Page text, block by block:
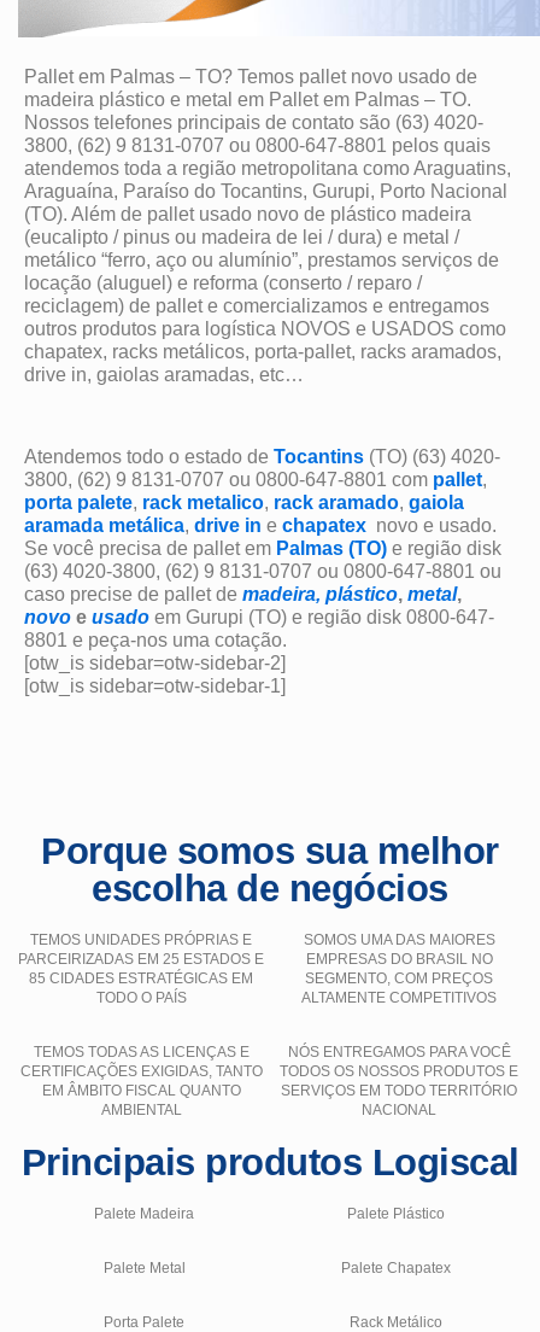
Pallet em Palmas – TO? Temos pallet novo usado de
madeira plástico e metal em Pallet em Palmas – TO.
Nossos telefones principais de contato são (63) 4020-
3800, (62) 9 8131-0707 ou 0800-647-8801 pelos quais
atendemos toda a região metropolitana como Araguatins,
Araguaína, Paraíso do Tocantins, Gurupi, Porto Nacional
(TO). Além de pallet usado novo de plástico madeira
(eucalipto / pinus ou madeira de lei / dura) e metal /
metálico “ferro, aço ou alumínio”, prestamos serviços de
locação (aluguel) e reforma (conserto / reparo /
reciclagem) de pallet e comercializamos e entregamos
outros produtos para logística NOVOS e USADOS como
chapatex, racks metálicos, porta-pallet, racks aramados,
drive in, gaiolas aramadas, etc…
Atendemos todo o estado de Tocantins (TO) (63) 4020-
3800, (62) 9 8131-0707 ou 0800-647-8801 com pallet,
porta palete, rack metalico, rack aramado, gaiola
aramada metálica, drive in e chapatex novo e usado.
Se você precisa de pallet em Palmas (TO) e região disk
(63) 4020-3800, (62) 9 8131-0707 ou 0800-647-8801 ou
caso precise de pallet de madeira, plástico, metal,
novo e usado em Gurupi (TO) e região disk 0800-647-
8801 e peça-nos uma cotação.
[otw_is sidebar=otw-sidebar-2]
[otw_is sidebar=otw-sidebar-1]
Porque somos sua melhor
escolha de negócios
TEMOS UNIDADES PRÓPRIAS E
PARCEIRIZADAS EM 25 ESTADOS E
85 CIDADES ESTRATÉGICAS EM
TODO O PAÍS
SOMOS UMA DAS MAIORES
EMPRESAS DO BRASIL NO
SEGMENTO, COM PREÇOS
ALTAMENTE COMPETITIVOS
TEMOS TODAS AS LICENÇAS E
CERTIFICAÇÕES EXIGIDAS, TANTO
EM ÂMBITO FISCAL QUANTO
AMBIENTAL
NÓS ENTREGAMOS PARA VOCÊ
TODOS OS NOSSOS PRODUTOS E
SERVIÇOS EM TODO TERRITÓRIO
NACIONAL
Principais produtos Logiscal
Palete Madeira Palete Plástico
Palete Metal Palete Chapatex
Porta Palete Rack Metálico